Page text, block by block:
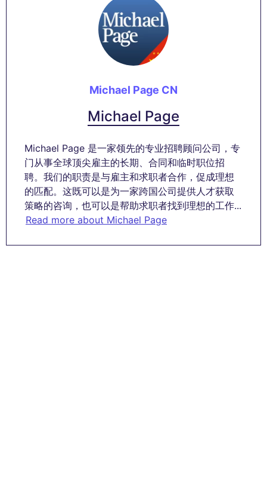
Michael Page CN
Michael Page
Michael Page 是一家领先的专业招聘顾问公司，专
门从事全球顶尖雇主的长期、合同和临时职位招
聘。我们的职责是与雇主和求职者合作，促成理想
的匹配。这既可以是为一家跨国公司提供人才获取
策略的咨询，也可以是帮助求职者找到理想的工作...
Read more about Michael Page